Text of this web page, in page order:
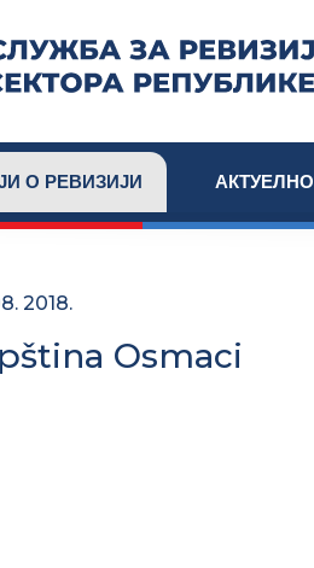
О РЕВИЗИЈИ АКТУЕЛНО
2018.
Osmaci